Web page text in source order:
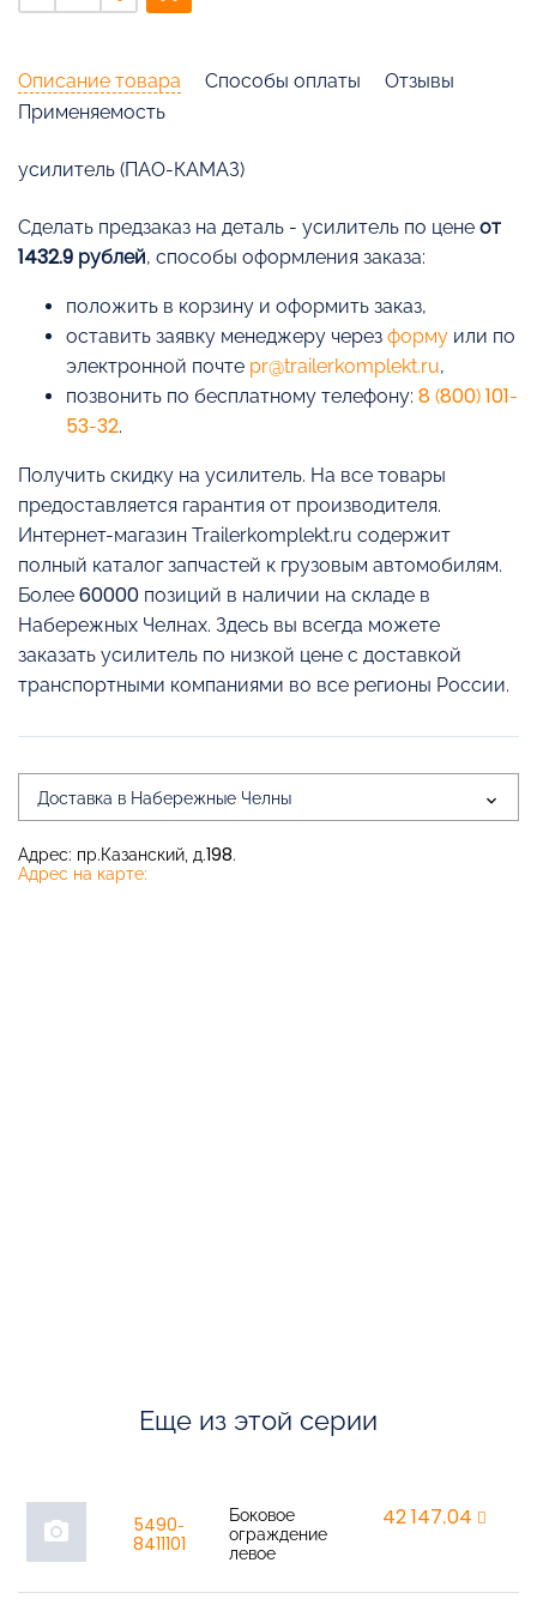
Описание товара Способы оплаты
Отзывы
Применяемость
усилитель (ПАО-КАМАЗ)
Cделать предзаказ на деталь - усилитель по цене от
1432.9 рублей, способы оформления заказа:
положить в корзину и оформить заказ,
оставить заявку менеджеру через форму или по
электронной почте pr@trailerkomplekt.ru,
позвонить по бесплатному телефону: 8 (800) 101-
53-32.
Получить скидку на усилитель. На все товары
предоставляется гарантия от производителя.
Интернет-магазин Trailerkomplekt.ru содержит
полный каталог запчастей к грузовым автомобилям.
Более 60000 позиций в наличии на складе в
Набережных Челнах. Здесь вы всегда можете
заказать усилитель по низкой цене с доставкой
транспортными компаниями во все регионы России.
Доставка в Набережные Челны
Адрес: пр.Казанский, д.198.
Адрес на карте:
Еще из этой серии
photo_camera
5490-
8411101
Боковое
ограждение
левое
42 147,04